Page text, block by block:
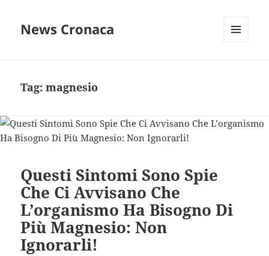
News Cronaca
Tag:magnesio
Questi Sintomi Sono Spie
Che Ci Avvisano Che
L’organismo Ha Bisogno Di
Più Magnesio: Non
Ignorarli!